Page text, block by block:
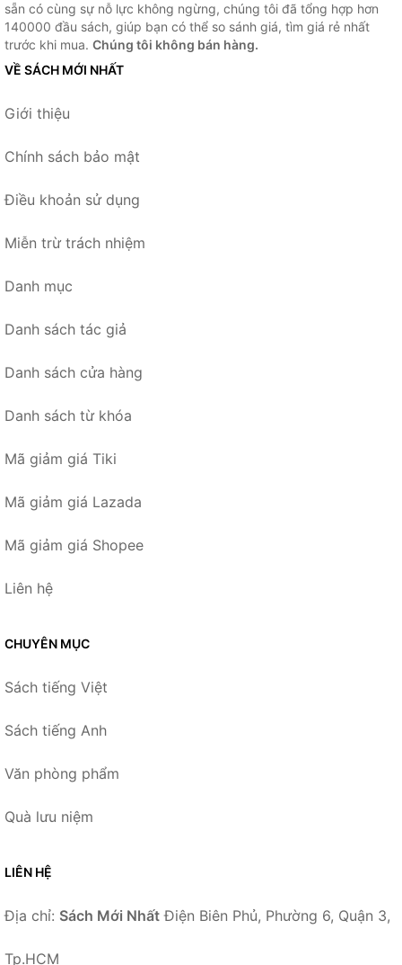
sẵn có cùng sự nỗ lực không ngừng, chúng tôi đã tổng hợp hơn
140000 đầu sách, giúp bạn có thể so sánh giá, tìm giá rẻ nhất
trước khi mua. Chúng tôi không bán hàng.
VỀ SÁCH MỚI NHẤT
Giới thiệu
Chính sách bảo mật
Điều khoản sử dụng
Miễn trừ trách nhiệm
Danh mục
Danh sách tác giả
Danh sách cửa hàng
Danh sách từ khóa
Mã giảm giá Tiki
Mã giảm giá Lazada
Mã giảm giá Shopee
Liên hệ
CHUYÊN MỤC
Sách tiếng Việt
Sách tiếng Anh
Văn phòng phẩm
Quà lưu niệm
LIÊN HỆ
Địa chỉ: Sách Mới Nhất Điện Biên Phủ, Phường 6, Quận 3,
Tp.HCM